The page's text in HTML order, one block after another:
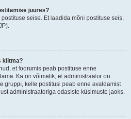
juures?
seise. Et laadida mõni postituse seis,
kiitma?
et foorumis peab postituse enne
Ka on võimalik, et administraator on
gruppi, kelle postitusi peab enne avaldamist
administraatoriga edasiste küsimuste jaoks.